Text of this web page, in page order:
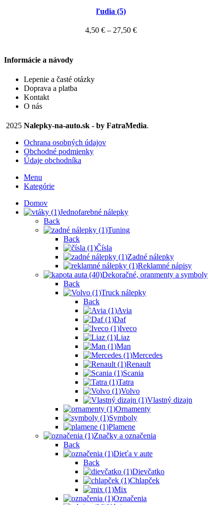
na
variantov.
ľudia (5)
4,50 € – 27,50 €Price
Informácie a návody
Lepenie a časté otázky
Doprava a platba
Kontakt
O nás
2025 Nalepky-na-auto.sk - by FatraMedia.
Ochrana osobných údajov
Obchodné podmienky
Údaje obchodníka
Menu
Kategórie
Domov
Jednofarebné nálepky
Back
Tuning
Back
Čísla
Zadné nálepky
Reklamné nápisy
Dekoračné, oranmenty a symboly
Back
Truck nálepky
Back
Avia
Daf
Iveco
Liaz
Man
Mercedes
Renault
Scania
Tatra
Volvo
Vlastný dizajn
Ornamenty
Symboly
Plamene
Značky a označenia
Back
Dieťa v aute
Back
Dievčatko
Chlapček
Mix
Označenia